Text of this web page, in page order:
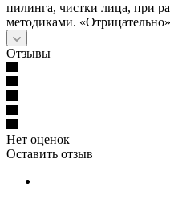
пилинга, чистки лица, при
методиками.
Отзывы
Нет оценок
Оставить отзыв